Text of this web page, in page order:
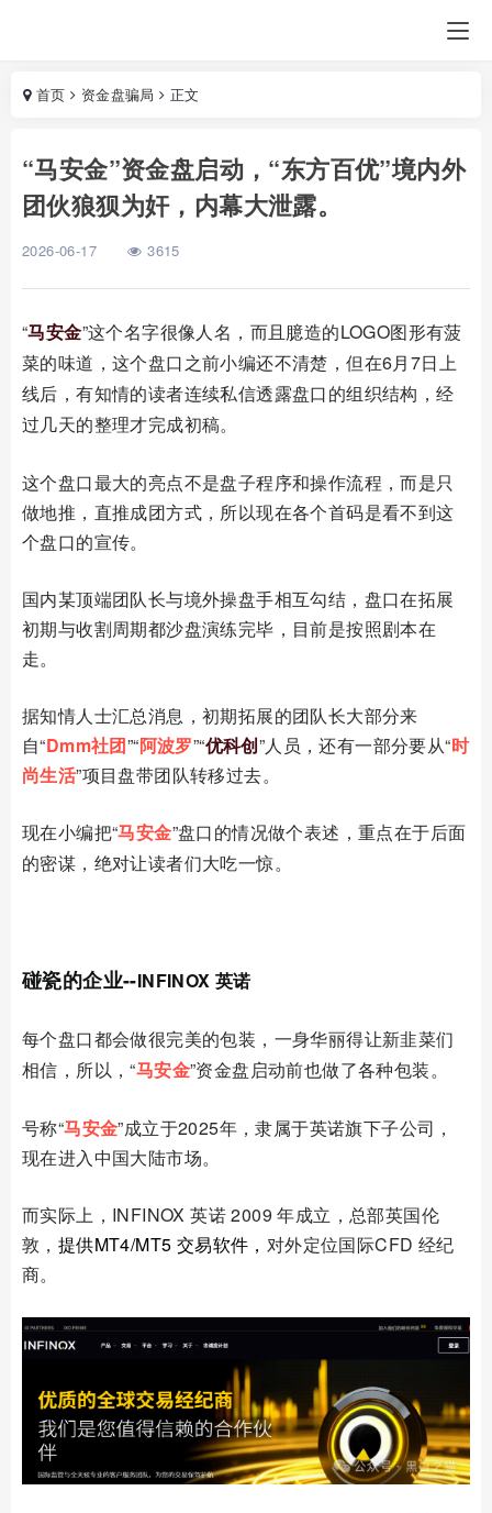
首页 资金盘骗局 正文
“马安金”资金盘启动，“东方百优”境内外
团伙狼狈为奸，内幕大泄露。
2026-06-17 3615
“马安金”这个名字很像人名，而且臆造的LOGO图形有菠
菜的味道，这个盘口之前小编还不清楚，但在6月7日上
线后，有知情的读者连续私信透露盘口的组织结构，经
过几天的整理才完成初稿。
这个盘口最大的亮点不是盘子程序和操作流程，而是只
做地推，直推成团方式，所以现在各个首码是看不到这
个盘口的宣传。
国内某顶端团队长与境外操盘手相互勾结，盘口在拓展
初期与收割周期都沙盘演练完毕，目前是按照剧本在
走。
据知情人士汇总消息，初期拓展的团队长大部分来
自“Dmm社团”“阿波罗”“优科创”人员，还有一部分要从“时
尚生活”项目盘带团队转移过去。
现在小编把“马安金”盘口的情况做个表述，重点在于后面
的密谋，绝对让读者们大吃一惊。
碰瓷的企业--INFINOX 英诺
每个盘口都会做很完美的包装，一身华丽得让新韭菜们
相信，所以，“马安金”资金盘启动前也做了各种包装。
号称“马安金”成立于2025年，隶属于英诺旗下子公司，
现在进入中国大陆市场。
而实际上，INFINOX 英诺 2009 年成立，总部英国伦
敦， 提供MT4/MT5 交易软件 ， 对外定位国际CFD 经纪
商。